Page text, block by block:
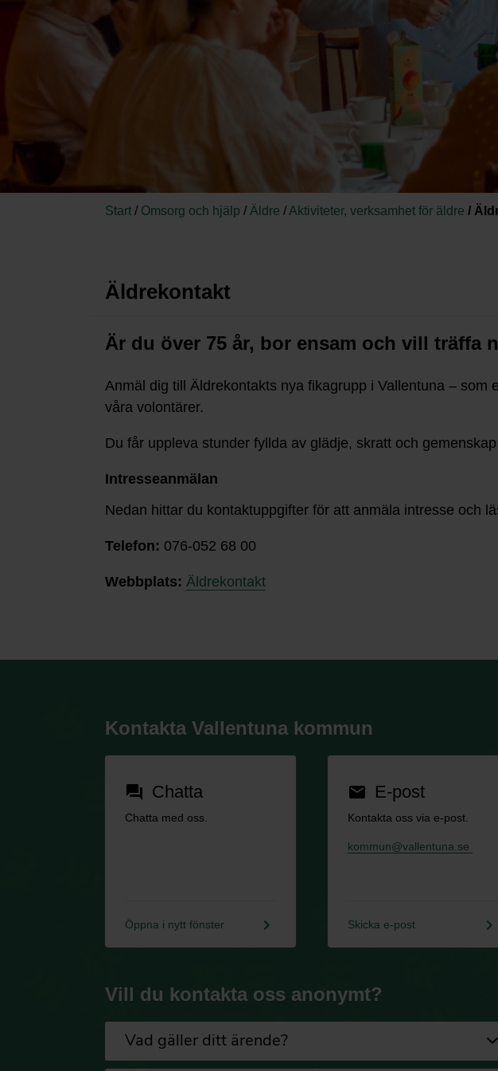
Start / Omsorg och hjälp / Äldre / Aktiviteter, verksamhet för äldre /
Äldrekontakt
Är du över 75 år, bor ensam och vill träffa
Anmäl dig till Äldrekontakts nya fikagrupp i Vallentuna –
våra volontärer.
Du får uppleva stunder fyllda av glädje, skratt och
Intresseanmälan
Nedan hittar du kontaktuppgifter för att anmäla intresse och
Telefon: 076-052 68 00
Webbplats: Äldrekontakt
Kontakta Vallentuna kommun
forum Chatta
Chatta med oss.
Öppna i nytt fönster keyboard_arrow_right
email E-post
Kontakta oss via e-post.
kommun@vallentuna.se
Skicka e-post keyboard_arrow_right
Vill du kontakta oss anonymt?